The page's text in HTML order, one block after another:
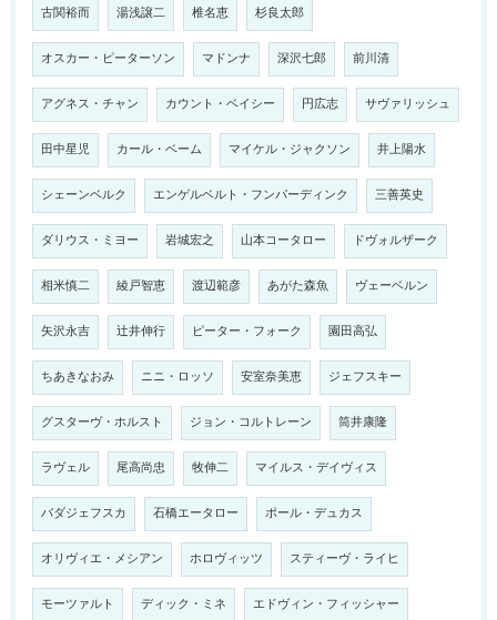
古関裕而 湯浅譲二 椎名恵 杉良太郎
オスカー・ピーターソン マドンナ 深沢七郎 前川清
アグネス・チャン カウント・ベイシー 円広志 サヴァリッシュ
田中星児 カール・ベーム マイケル・ジャクソン 井上陽水
シェーンベルク エンゲルベルト・フンパーディンク 三善英史
ダリウス・ミヨー 岩城宏之 山本コータロー ドヴォルザーク
相米慎二 綾戸智恵 渡辺範彦 あがた森魚 ヴェーベルン
矢沢永吉 辻井伸行 ピーター・フォーク 園田高弘
ちあきなおみ ニニ・ロッソ 安室奈美恵 ジェフスキー
グスターヴ・ホルスト ジョン・コルトレーン 筒井康隆
ラヴェル 尾高尚忠 牧伸二 マイルス・デイヴィス
バダジェフスカ 石橋エータロー ポール・デュカス
オリヴィエ・メシアン ホロヴィッツ スティーヴ・ライヒ
モーツァルト ディック・ミネ エドヴィン・フィッシャー